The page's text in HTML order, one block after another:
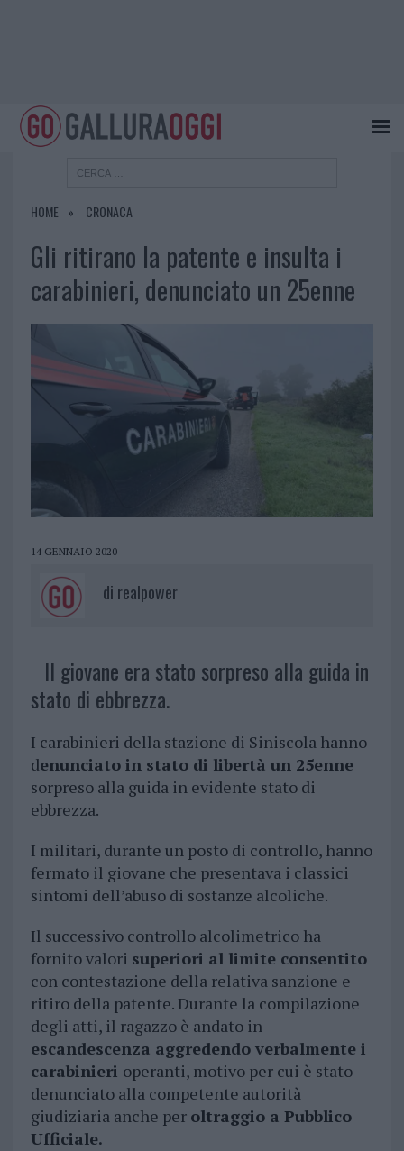
HOME CRONACA
Gli ritirano la patente e insulta i
carabinieri, denunciato un 25enne
14 GENNAIO 2020
di realpower
Il giovane era stato sorpreso alla guida in
stato di ebbrezza.
I carabinieri della stazione di Siniscola hanno
denunciato in stato di libertà un 25enne
sorpreso alla guida in evidente stato di
ebbrezza.
I militari, durante un posto di controllo, hanno
fermato il giovane che presentava i classici
sintomi dell’abuso di sostanze alcoliche.
Il successivo controllo alcolimetrico ha
fornito valori superiori al limite consentito
con contestazione della relativa sanzione e
ritiro della patente. Durante la compilazione
degli atti, il ragazzo è andato in
escandescenza aggredendo verbalmente i
carabinieri operanti, motivo per cui è stato
denunciato alla competente autorità
giudiziaria anche per oltraggio a Pubblico
Ufficiale.